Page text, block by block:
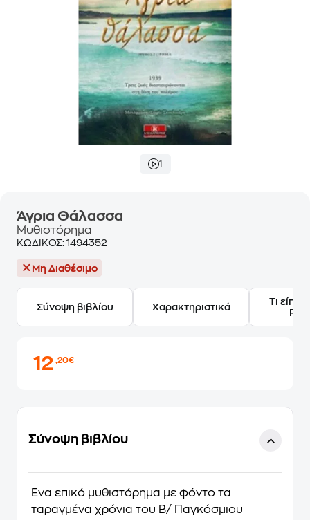
1
Άγρια Θάλασσα
Μυθιστόρημα
ΚΩΔΙΚΟΣ: 1494352
Μη Διαθέσιμο
Σύνοψη βιβλίου Χαρακτηριστικά
Τι
12,20€
Σύνοψη βιβλίου
Ένα επικό μυθιστόρημα με φόντο τα
ταραγμένα χρόνια του Β/ Παγκόσμιου